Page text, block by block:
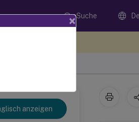
Suche
anzeigen
×